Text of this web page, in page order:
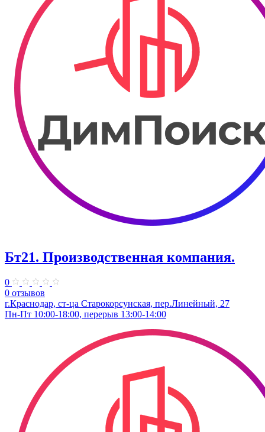
Бт21. Производственная компания.
0
0 отзывов
г.Краснодар, ст-ца Старокорсунская, пер.Линейный, 27
Пн-Пт 10:00-18:00, перерыв 13:00-14:00